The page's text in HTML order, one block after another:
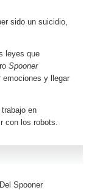
sido un suicidio,
leyes que
Spooner
y llegar
en
con los robots.
Del Spooner